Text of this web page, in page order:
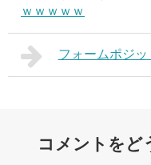
ｗｗｗｗｗ
フォームポジ
コメントをど